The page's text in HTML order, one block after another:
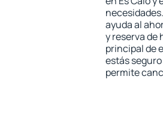
ayuda al
y reserva de
principal de
estás
permite